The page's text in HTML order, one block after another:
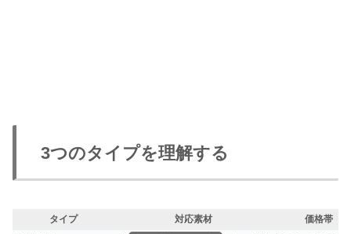
3つのタイプを理解する
タイプ 対応素材
価格帯